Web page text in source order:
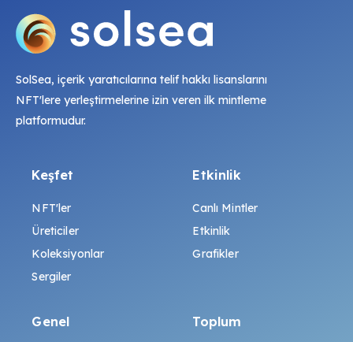
SolSea, içerik yaratıcılarına telif hakkı lisanslarını
NFT'lere yerleştirmelerine izin veren ilk mintleme
platformudur.
Keşfet
NFT'ler
Üreticiler
Koleksiyonlar
Sergiler
Etkinlik
Canlı Mintler
Etkinlik
Grafikler
Genel Toplum